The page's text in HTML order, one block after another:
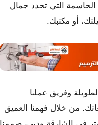
التي تحدد جمال
أو مكتبك.
وفريق عملنا
من خلال فهمنا العميق